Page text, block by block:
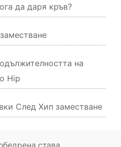
да даря кръв?
на
Hip
След Хип заместване